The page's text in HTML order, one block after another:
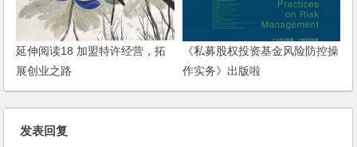
延伸阅读18 加盟特许经营，拓
展创业之路
《私募股权投资基金风险防控操
作实务》出版啦
发表回复